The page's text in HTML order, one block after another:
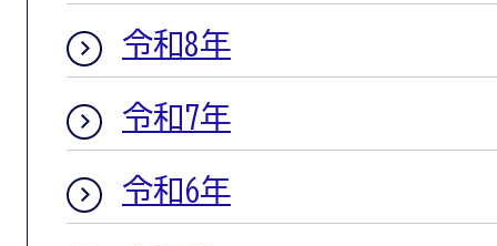
令和8年
令和7年
令和6年